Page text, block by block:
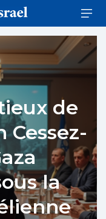
de
la